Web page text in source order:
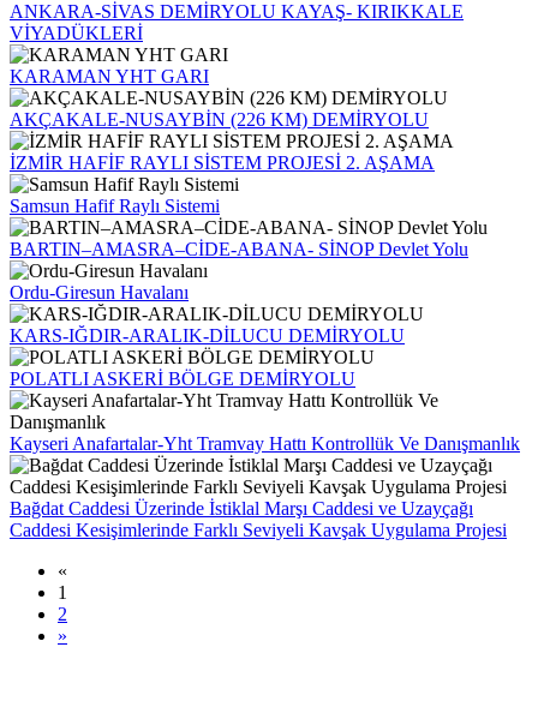
ANKARA-SİVAS DEMİRYOLU KAYAŞ- KIRIKKALE
VİYADÜKLERİ
KARAMAN YHT GARI
AKÇAKALE-NUSAYBİN (226 KM) DEMİRYOLU
İZMİR HAFİF RAYLI SİSTEM PROJESİ 2. AŞAMA
Samsun Hafif Raylı Sistemi
BARTIN–AMASRA–CİDE-ABANA- SİNOP Devlet Yolu
Ordu-Giresun Havalanı
KARS-IĞDIR-ARALIK-DİLUCU DEMİRYOLU
POLATLI ASKERİ BÖLGE DEMİRYOLU
Kayseri Anafartalar-Yht Tramvay Hattı Kontrollük Ve Danışmanlık
Bağdat Caddesi Üzerinde İstiklal Marşı Caddesi ve Uzayçağı
Caddesi Kesişimlerinde Farklı Seviyeli Kavşak Uygulama Projesi
«
1
2
»